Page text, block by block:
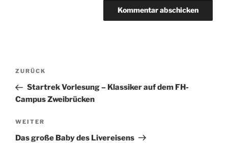
Beitragsnavigation
Vorheriger
Beitrag
ZURÜCK
Startrek Vorlesung – Klassiker auf dem FH-
Campus Zweibrücken
Nächster
Beitrag
WEITER
Das große Baby des Livereisens